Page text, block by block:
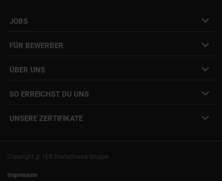
JOBS
Initiativbewerbung
Interne Jobs
FÜR BEWERBER
Freelance Vermittlung
ÜBER UNS
Unsere Standorte
Presse
SO ERREICHST DU UNS
+49 (0)89 540210-0
Rostock| Berlin
UNSERE ZERTIFIKATE
Copyright @ YER Deutschland Gruppe
Impressum